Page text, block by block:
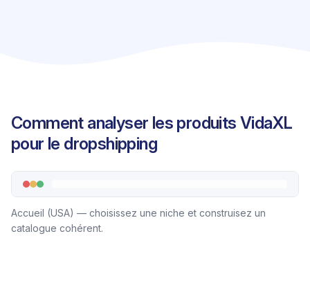
Comment analyser les produits VidaXL
pour le dropshipping
Accueil (USA) — choisissez une niche et construisez un
catalogue cohérent.